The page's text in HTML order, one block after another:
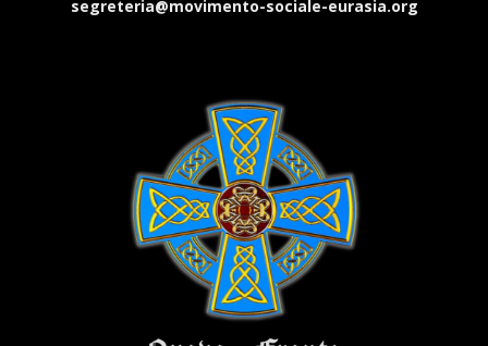
segreteria@movimento-sociale-eurasia.org